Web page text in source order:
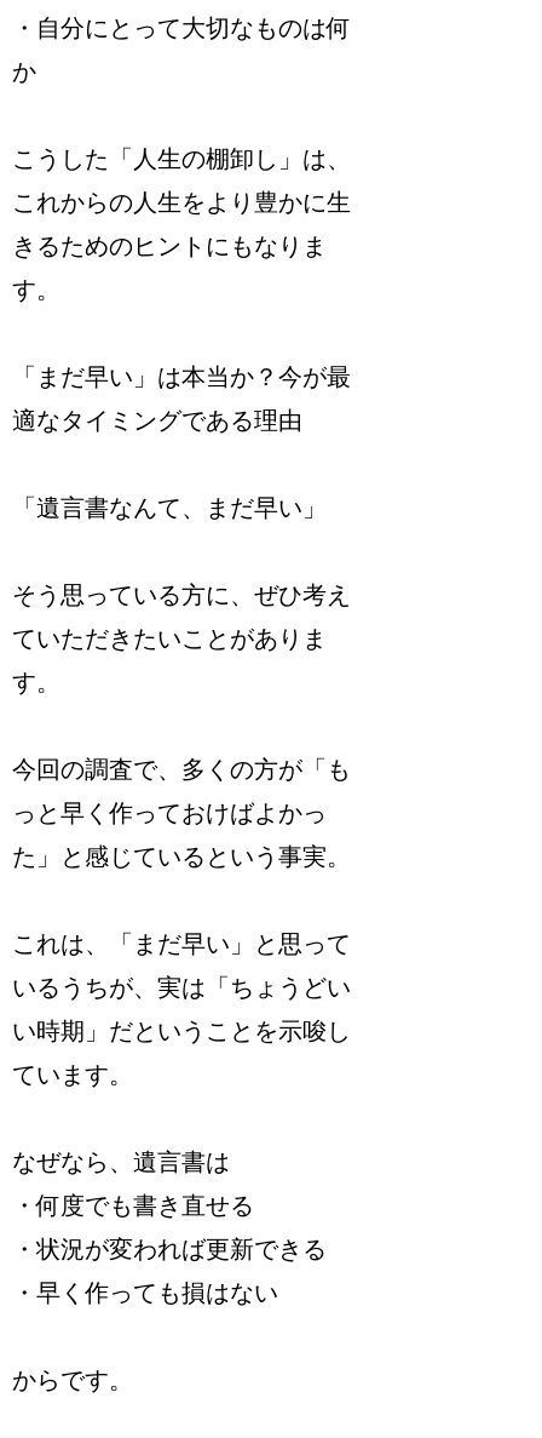
・自分にとって大切なものは何
か
こうした「人生の棚卸し」は、
これからの人生をより豊かに生
きるためのヒントにもなりま
す。
「まだ早い」は本当か？今が最
適なタイミングである理由
「遺言書なんて、まだ早い」
そう思っている方に、ぜひ考え
ていただきたいことがありま
す。
今回の調査で、多くの方が「も
っと早く作っておけばよかっ
た」と感じているという事実。
これは、「まだ早い」と思って
いるうちが、実は「ちょうどい
い時期」だということを示唆し
ています。
なぜなら、遺言書は
・何度でも書き直せる
・状況が変われば更新できる
・早く作っても損はない
からです。